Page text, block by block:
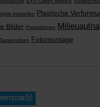
freistellen Plastische
Bilder Proportionen
Damenuhren Fotomontage